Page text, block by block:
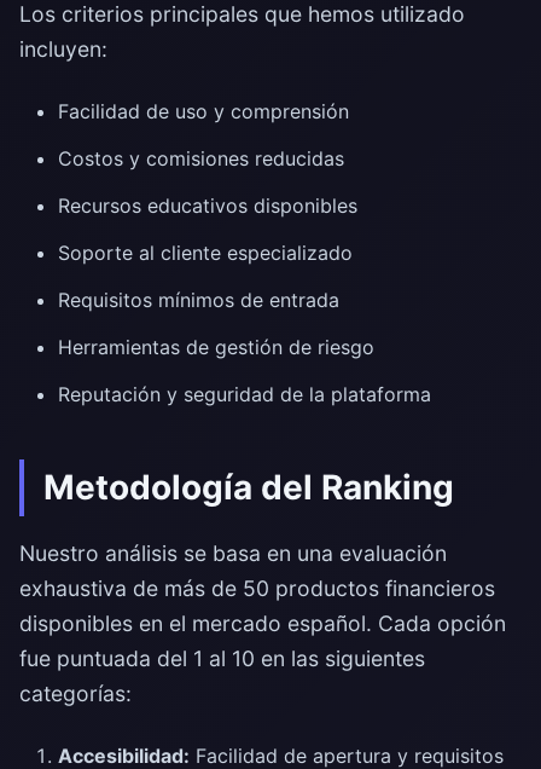
Los criterios principales que hemos utilizado
incluyen:
Facilidad de uso y comprensión
Costos y comisiones reducidas
Recursos educativos disponibles
Soporte al cliente especializado
Requisitos mínimos de entrada
Herramientas de gestión de riesgo
Reputación y seguridad de la plataforma
Metodología del Ranking
Nuestro análisis se basa en una evaluación
exhaustiva de más de 50 productos financieros
disponibles en el mercado español. Cada opción
fue puntuada del 1 al 10 en las siguientes
categorías:
Accesibilidad: Facilidad de apertura y requisitos